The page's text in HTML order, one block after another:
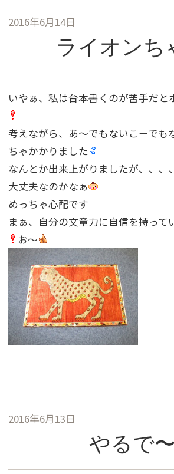
2016年6月14日
ライオンち
いやぁ、私は台本書くのが苦手だと
考えながら、あ〜でもないこーでも
ちゃかかりました
なんとか出来上がりましたが、、、、
大丈夫なのかなぁ
めっちゃ心配です
まぁ、自分の文章力に自信を持って
お〜
2016年6月13日
やるで〜